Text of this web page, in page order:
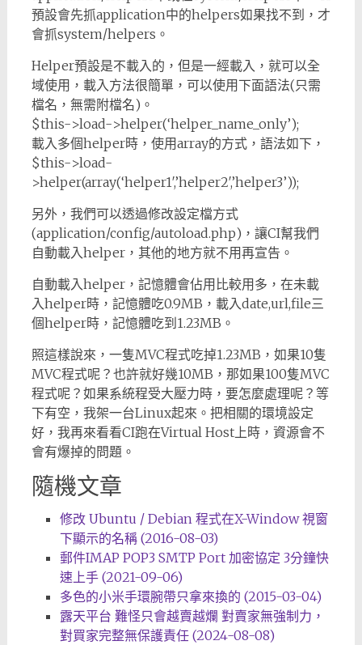
預設會先抓application中的helpers如果找不到，才
會抓system/helpers。
Helper預設是不載入的，但是一經載入，就可以全
域使用，載入方法很簡單，可以使用下面語法(只需
檔名，無需附檔名)。
$this->load->helper(‘helper_name_only’);
載入多個helper時，使用array的方式，語法如下，
$this->load-
>helper(array(‘helper1′,’helper2′,’helper3’));
另外，我們可以透過修改設定檔方式
(application/config/autoload.php)，讓CI幫我們
自動載入helper，其他的地方就不用再宣告。
自動載入helper，記憶體會佔用比較用多，在未載
入helper時，記憶體吃0.9MB，載入date,url,file三
個helper時，記憶體吃到1.23MB。
照這樣說來，一隻MVC程式吃掉1.23MB，如果10隻
MVC程式呢？也許就好幾10MB，那如果100隻MVC
程式呢？如果系統程受大壓力時，要怎麼處理呢？等
下有空，我架一台Linux起來。把相關的環境設定
好，我再來看看CI跑在Virtual Host上時，資源會不
會有爆掉的問題。
隨機文章
修改 Ubuntu / Debian 程式在X-Window 視窗
下顯示的名稱 (2016-08-03)
郵件IMAP POP3 SMTP Port 加密協定 3分鐘快
速上手 (2021-09-06)
多色的小米手環腕帶只拿來換的 (2015-03-04)
露天平台 難怪只會越賣越爛 對賣家無強制力，
對買家完整無保護責任 (2024-08-08)